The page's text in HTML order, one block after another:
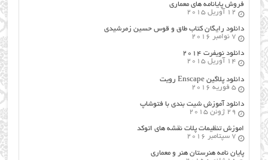
فروش پایانامه های معماری
12 آوریل 2015
دانلود رایگان کتاب طاق و قوس حسین زمرشیدی
7 نوامبر 2016
دانلود نویفرت ۲۰۱۴
14 آوریل 2015
دانلود پلاگین Enscape رویت
5 فوریه 2016
دانلود آموزش شیت بندی با فتوشاپ
29 ژوئن 2015
اموزش تنظیمات پلات نقشه های اتوکد
7 سپتامبر 2016
پایان نامه هنرستان هنر و معماري